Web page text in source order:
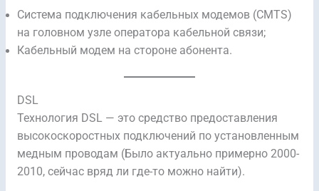
Система подключения кабельных модемов (CMTS)
на головном узле оператора кабельной связи;
Кабельный модем на стороне абонента.
DSL
Технология DSL — это средство предоставления
высокоскоростных подключений по установленным
медным проводам (Было актуально примерно 2000-
2010, сейчас вряд ли где-то можно найти).